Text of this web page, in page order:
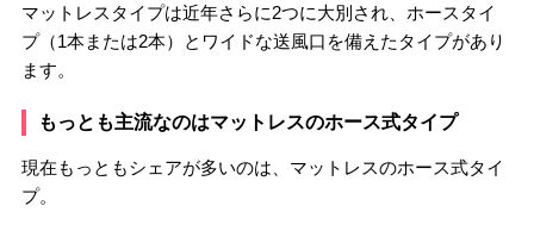
マットレスタイプは近年さらに2つに大別され、ホースタイ
プ（1本または2本）とワイドな送風口を備えたタイプがあり
ます。
もっとも主流なのはマットレスのホース式タイプ
現在もっともシェアが多いのは、マットレスのホース式タイ
プ。